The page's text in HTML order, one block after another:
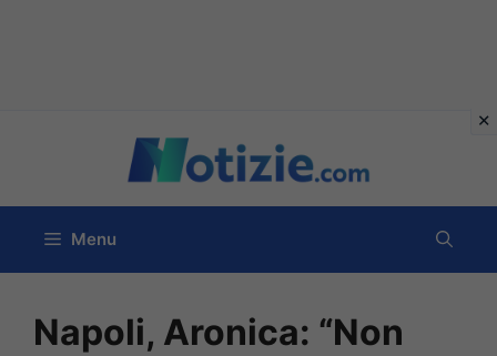
contenuto
Menu
Napoli, Aronica: “Non